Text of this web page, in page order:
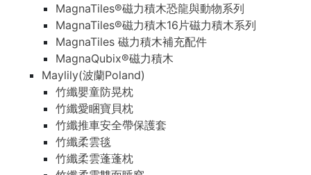
MagnaTiles®磁力積木恐龍與動物系列
MagnaTiles®磁力積木16片磁力積木系列
MagnaTiles 磁力積木補充配件
MagnaQubix®磁力積木
Maylily(波蘭Poland)
竹纖嬰童防晃枕
竹纖愛睏寶貝枕
竹纖推車安全帶保護套
竹纖柔雲毯
竹纖柔雲蓬蓬枕